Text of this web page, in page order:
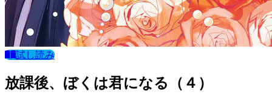
試し読み
放課後、ぼくは君になる（４）